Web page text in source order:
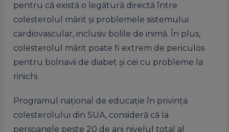
pentru că există o legătură directă între
colesterolul mărit şi problemele sistemului
cardiovascular, inclusiv bolile de inimă. În plus,
colesterolul mărit poate fi extrem de periculos
pentru bolnavii de diabet şi cei cu probleme la
rinichi.
Programul naţional de educaţie în privinţa
colesterolului din SUA, consideră că la
persoanele peste 20 de ani nivelul total al